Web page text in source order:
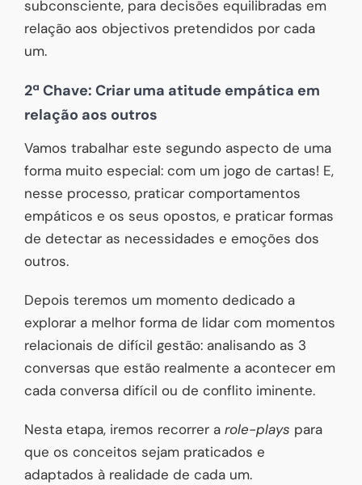
subconsciente, para decisões equilibradas em
relação aos objectivos pretendidos por cada
um.
2ª Chave: Criar uma atitude empática em
relação aos outros
Vamos trabalhar este segundo aspecto de uma
forma muito especial: com um jogo de cartas! E,
nesse processo, praticar comportamentos
empáticos e os seus opostos, e praticar formas
de detectar as necessidades e emoções dos
outros.
Depois teremos um momento dedicado a
explorar a melhor forma de lidar com momentos
relacionais de difícil gestão: analisando as 3
conversas que estão realmente a acontecer em
cada conversa difícil ou de conflito iminente.
Nesta etapa, iremos recorrer a role-plays para
que os conceitos sejam praticados e
adaptados à realidade de cada um.